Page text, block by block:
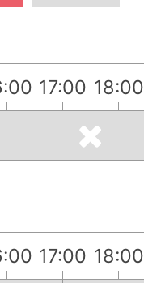
17:00 18:00
17:00 18:00